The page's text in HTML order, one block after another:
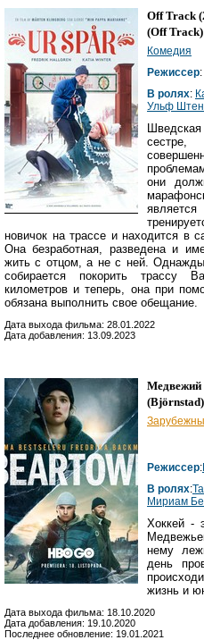
Off Track
(Off Track)
Комедия
Режиссер:
В ролях:
Ульф
они
новичок на трассе и находится в
Она безработная, разведена и
жить с отцом, а не с ней. Однажды
собирается покорить трассу
километров и теперь, она при
обязана выполнить свое обещание.
Дата выхода фильма: 28.01.2022
Дата добавления: 13.09.2023
Медвежий
(Björnstad)
Режиссер:
В ролях:
Мириам
Хоккей -
нему
день
жизнь и
Дата выхода фильма: 18.10.2020
Дата добавления: 19.10.2020
Последнее обновление: 19.01.2021